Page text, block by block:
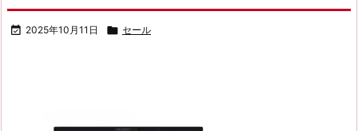
 2025年10月11日  セール